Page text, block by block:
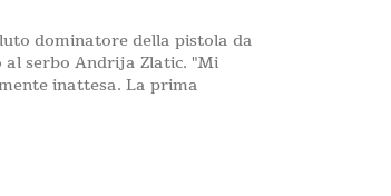
dominatore della pistola da
al serbo Andrija Zlatic. "Mi
inattesa. La prima